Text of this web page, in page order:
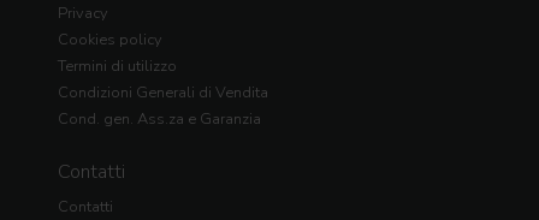
Privacy
Cookies policy
Termini di utilizzo
Condizioni Generali di Vendita
Cond. gen. Ass.za e Garanzia
Contatti
Contatti